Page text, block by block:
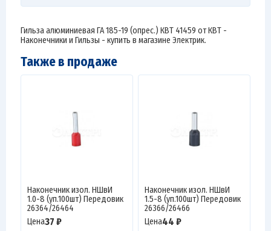
Гильза алюминиевая ГА 185-19 (опрес.) КВТ 41459 от КВТ -
Наконечники и Гильзы - купить в магазине Электрик.
Также в продаже
Наконечник изол. НШвИ
1.0-8 (уп.100шт) Передовик
26364/26464
Цена37 ₽
Наконечник изол. НШвИ
1.5-8 (уп.100шт) Передовик
26366/26466
Цена44 ₽